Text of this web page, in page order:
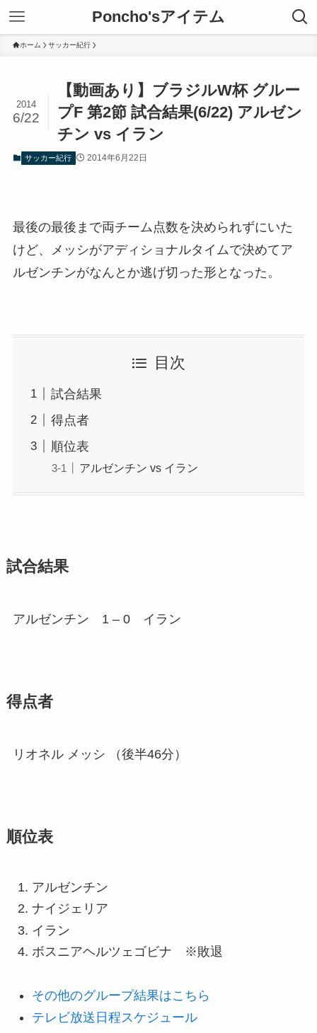
Poncho'sアイテム
ホーム サッカー紀行
【動画あり】ブラジルW杯 グルー
プF 第2節 試合結果(6/22) アルゼン
チン vs イラン
2014
6/22
サッカー紀行 2014年6月22日
最後の最後まで両チーム点数を決められずにいた
けど、メッシがアディショナルタイムで決めてア
ルゼンチンがなんとか逃げ切った形となった。
目次
試合結果
得点者
順位表
アルゼンチン vs イラン
試合結果
アルゼンチン 1 – 0 イラン
得点者
リオネル メッシ （後半46分）
順位表
アルゼンチン
ナイジェリア
イラン
ボスニアヘルツェゴビナ ※敗退
その他のグループ結果はこちら
テレビ放送日程スケジュール